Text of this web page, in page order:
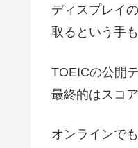
ディスプレイ
取るという手
TOEICの公開
最終的はスコ
オンラインで